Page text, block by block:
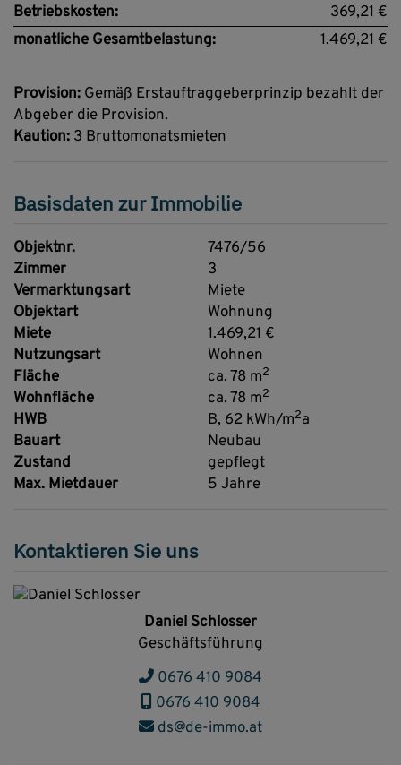
Betriebskosten:
369,21 €
monatliche Gesamtbelastung:
1.469,21 €
Provision: Gemäß Erstauftraggeberprinzip bezahlt der
Abgeber die Provision.
Kaution: 3 Bruttomonatsmieten
Basisdaten zur Immobilie
Objektnr.
7476/56
Zimmer
3
Vermarktungsart
Miete
Objektart
Wohnung
Miete
1.469,21 €
Nutzungsart
Wohnen
Fläche
ca. 78 m2
Wohnfläche ca. 78 m2
HWB B, 62 kWh/m2a
Bauart
Neubau
Zustand
gepflegt
Max. Mietdauer
5 Jahre
Kontaktieren Sie uns
Daniel Schlosser
Geschäftsführung
0676 410 9084
0676 410 9084
ds@de-immo.at